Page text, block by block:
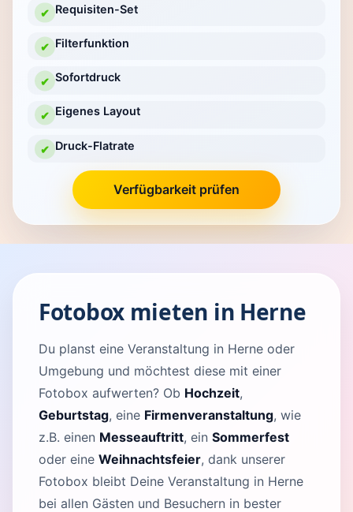
✔ Requisiten-Set
✔ Filterfunktion
✔ Sofortdruck
✔ Eigenes Layout
✔ Druck-Flatrate
Verfügbarkeit prüfen
Fotobox mieten in Herne
Du planst eine Veranstaltung in Herne oder
Umgebung und möchtest diese mit einer
Fotobox aufwerten? Ob Hochzeit,
Geburtstag, eine Firmenveranstaltung, wie
z.B. einen Messeauftritt, ein Sommerfest
oder eine Weihnachtsfeier, dank unserer
Fotobox bleibt Deine Veranstaltung in Herne
bei allen Gästen und Besuchern in bester